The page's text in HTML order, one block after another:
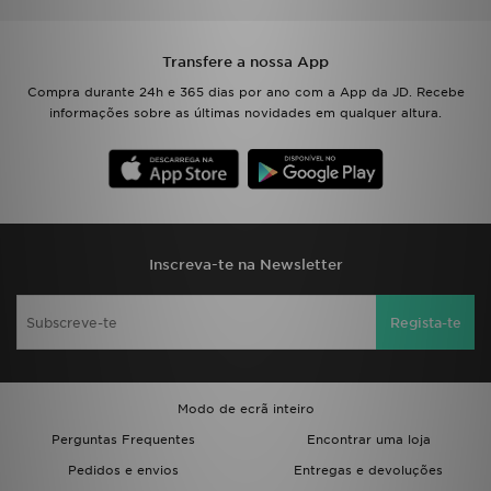
Transfere a nossa App
Compra durante 24h e 365 dias por ano com a App da JD. Recebe
informações sobre as últimas novidades em qualquer altura.
Inscreva-te na Newsletter
Regista-te
Modo de ecrã inteiro
Perguntas Frequentes
Encontrar uma loja
Pedidos e envios
Entregas e devoluções